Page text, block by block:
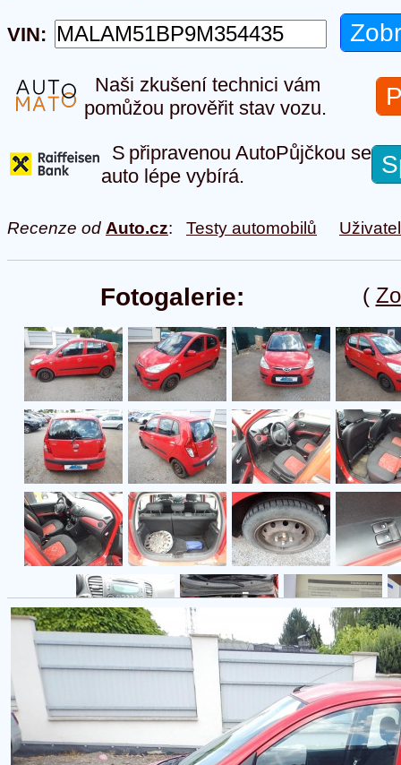
VIN:
Naši zkušení technici vám
pomůžou prověřit stav vozu.
S připravenou AutoPůjčkou se
auto lépe vybírá.
Recenze od Auto.cz: Testy automobilů
(
Fotogalerie: